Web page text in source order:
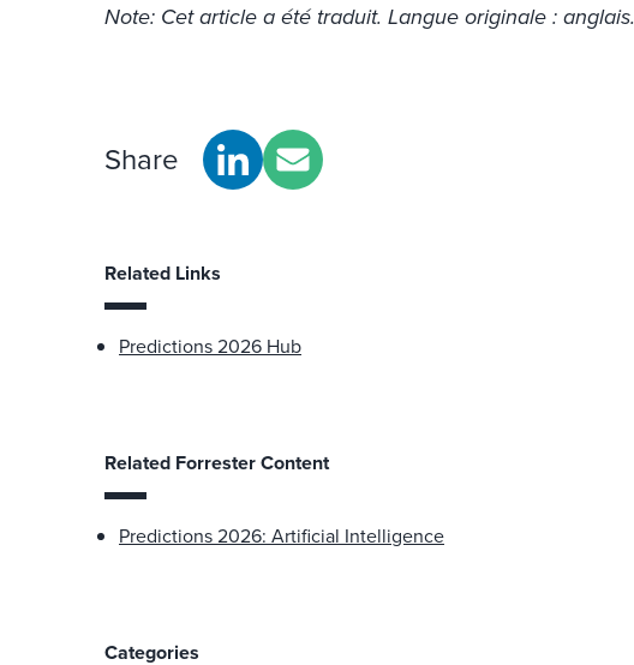
Note: Cet article a été traduit. Langue originale : anglais.
Share
Related Links
Predictions 2026 Hub
Related Forrester Content
Predictions 2026: Artificial Intelligence
Categories